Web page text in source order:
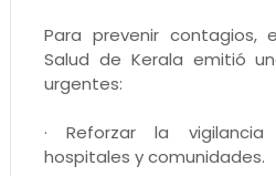
Para prevenir contagios,
Salud de Kerala emitió
urgentes:
· Reforzar la vigilancia
hospitales y comunidades.